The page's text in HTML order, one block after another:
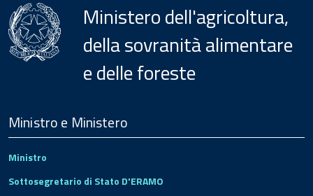
Ministero dell'agricoltura,
della sovranità alimentare
e delle foreste
Footer
Ministro e Ministero
Ministro
Sottosegretario di Stato D'ERAMO